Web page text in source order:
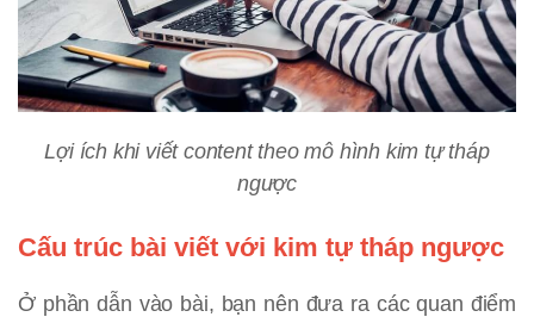
Lợi ích khi viết content theo mô hình kim tự tháp
ngược
Cấu trúc bài viết với kim tự tháp ngược
Ở phần dẫn vào bài, bạn nên đưa ra các quan điểm